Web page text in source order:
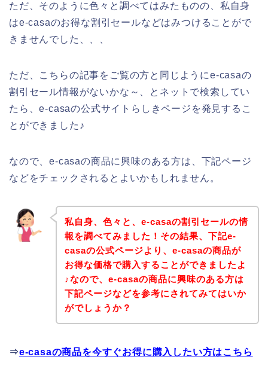
ただ、そのように色々と調べてはみたものの、私自身
はe-casaのお得な割引セールなどはみつけることがで
きませんでした、、、
ただ、こちらの記事をご覧の方と同じようにe-casaの
割引セール情報がないかな～、とネットで検索してい
たら、e-casaの公式サイトらしきページを発見するこ
とができました♪
なので、e-casaの商品に興味のある方は、下記ページ
などをチェックされるとよいかもしれません。
私自身、色々と、e-casaの割引セールの情
報を調べてみました！その結果、下記e-
casaの公式ページより、e-casaの商品が
お得な価格で購入することができましたよ
♪なので、e-casaの商品に興味のある方は
下記ページなどを参考にされてみてはいか
がでしょうか？
⇒e-casaの商品を今すぐお得に購入したい方はこちら